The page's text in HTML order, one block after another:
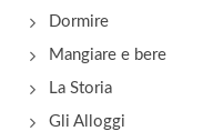
Dormire
Mangiare e bere
La Storia
Gli Alloggi